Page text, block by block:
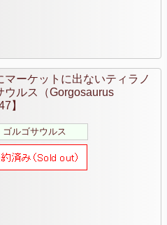
ーケットに出ないティラノ
ウルス（Gorgosaurus
】
ゴルゴサウルス